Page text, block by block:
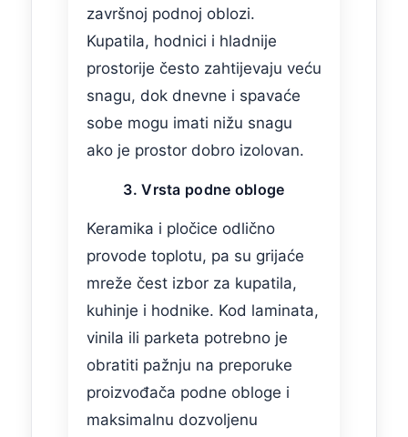
završnoj podnoj oblozi.
Kupatila, hodnici i hladnije
prostorije često zahtijevaju veću
snagu, dok dnevne i spavaće
sobe mogu imati nižu snagu
ako je prostor dobro izolovan.
3. Vrsta podne obloge
Keramika i pločice odlično
provode toplotu, pa su grijaće
mreže čest izbor za kupatila,
kuhinje i hodnike. Kod laminata,
vinila ili parketa potrebno je
obratiti pažnju na preporuke
proizvođača podne obloge i
maksimalnu dozvoljenu